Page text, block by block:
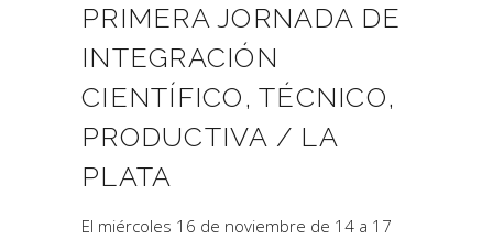
PRIMERA JORNADA DE
INTEGRACIÓN
CIENTÍFICO, TÉCNICO,
PRODUCTIVA / LA
PLATA
El miércoles 16 de noviembre de 14 a 17